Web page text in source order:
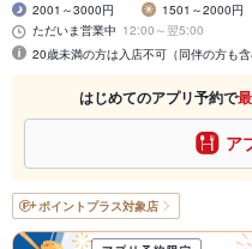
2001～3000円
1501～2000円
ただいま営業中 12:00～翌5:00
20歳未満の方は入店不可（同伴の方も含
はじめてのアプリ予約で
ア
ポイントプラス対象店